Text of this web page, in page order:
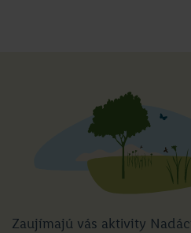
Zaujímajú vás aktivity